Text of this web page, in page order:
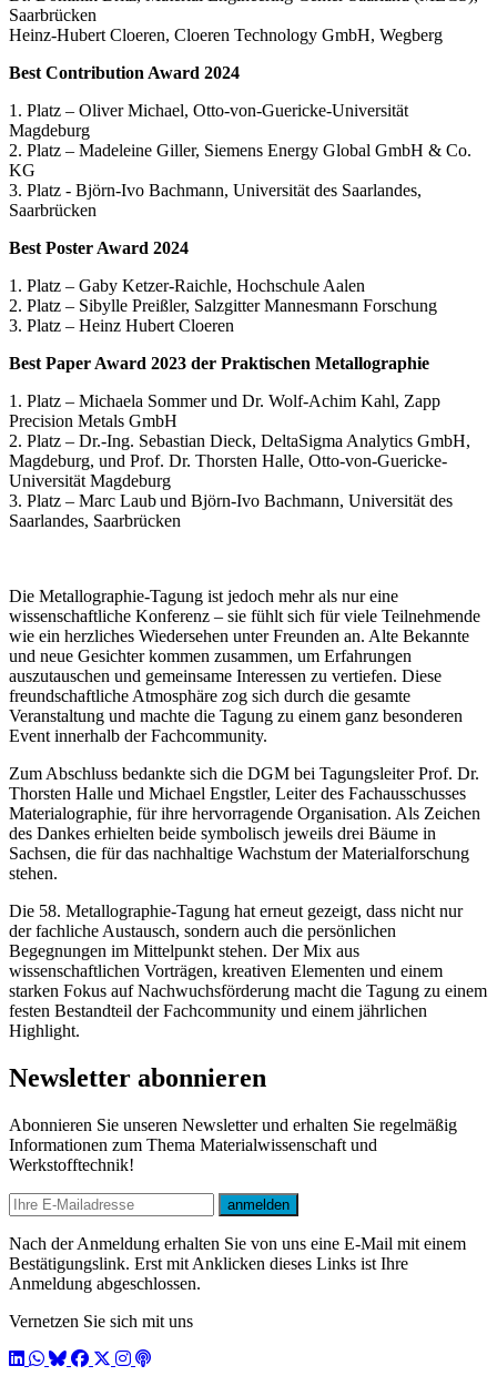
Saarbrücken
Heinz-Hubert Cloeren, Cloeren Technology GmbH, Wegberg
Best Contribution Award 2024
1. Platz – Oliver Michael, Otto-von-Guericke-Universität
Magdeburg
2. Platz – Madeleine Giller, Siemens Energy Global GmbH & Co.
KG
3. Platz - Björn-Ivo Bachmann, Universität des Saarlandes,
Saarbrücken
Best Poster Award 2024
1. Platz – Gaby Ketzer-Raichle, Hochschule Aalen
2. Platz – Sibylle Preißler, Salzgitter Mannesmann Forschung
3. Platz – Heinz Hubert Cloeren
Best Paper Award 2023 der Praktischen Metallographie
1. Platz – Michaela Sommer und Dr. Wolf-Achim Kahl, Zapp
Precision Metals GmbH
2. Platz – Dr.-Ing. Sebastian Dieck, DeltaSigma Analytics GmbH,
Magdeburg, und Prof. Dr. Thorsten Halle, Otto-von-Guericke-
Universität Magdeburg
3. Platz – Marc Laub und Björn-Ivo Bachmann, Universität des
Saarlandes, Saarbrücken
Die Metallographie-Tagung ist jedoch mehr als nur eine
wissenschaftliche Konferenz – sie fühlt sich für viele Teilnehmende
wie ein herzliches Wiedersehen unter Freunden an. Alte Bekannte
und neue Gesichter kommen zusammen, um Erfahrungen
auszutauschen und gemeinsame Interessen zu vertiefen. Diese
freundschaftliche Atmosphäre zog sich durch die gesamte
Veranstaltung und machte die Tagung zu einem ganz besonderen
Event innerhalb der Fachcommunity.
Zum Abschluss bedankte sich die DGM bei Tagungsleiter Prof. Dr.
Thorsten Halle und Michael Engstler, Leiter des Fachausschusses
Materialographie, für ihre hervorragende Organisation. Als Zeichen
des Dankes erhielten beide symbolisch jeweils drei Bäume in
Sachsen, die für das nachhaltige Wachstum der Materialforschung
stehen.
Die 58. Metallographie-Tagung hat erneut gezeigt, dass nicht nur
der fachliche Austausch, sondern auch die persönlichen
Begegnungen im Mittelpunkt stehen. Der Mix aus
wissenschaftlichen Vorträgen, kreativen Elementen und einem
starken Fokus auf Nachwuchsförderung macht die Tagung zu einem
festen Bestandteil der Fachcommunity und einem jährlichen
Highlight.
Newsletter abonnieren
Abonnieren Sie unseren Newsletter und erhalten Sie regelmäßig
Informationen zum Thema Materialwissenschaft und
Werkstofftechnik!
E-mail
anmelden
Nach der Anmeldung erhalten Sie von uns eine E-Mail mit einem
Bestätigungslink. Erst mit Anklicken dieses Links ist Ihre
Anmeldung abgeschlossen.
Vernetzen Sie sich mit uns
LinkedIn
WhatsApp
BlueSky
Facebook
X / Twitter
Instagram
Podcast